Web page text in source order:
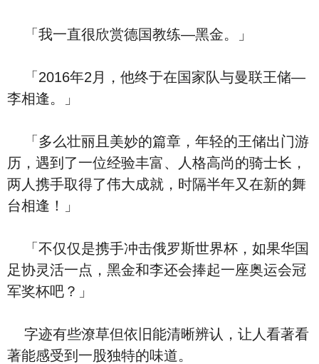
「我一直很欣赏德国教练—黑金。」
「2016年2月，他终于在国家队与曼联王储—
李相逢。」
「多么壮丽且美妙的篇章，年轻的王储出门游
历，遇到了一位经验丰富、人格高尚的骑士长，
两人携手取得了伟大成就，时隔半年又在新的舞
台相逢！」
「不仅仅是携手冲击俄罗斯世界杯，如果华国
足协灵活一点，黑金和李还会捧起一座奥运会冠
军奖杯吧？」
字迹有些潦草但依旧能清晰辨认，让人看著看
著能感受到一股独特的味道。